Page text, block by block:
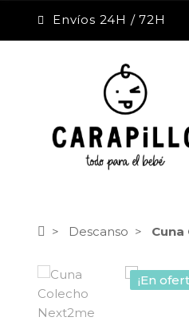
Envíos 24H / 72H
Descanso
¡En